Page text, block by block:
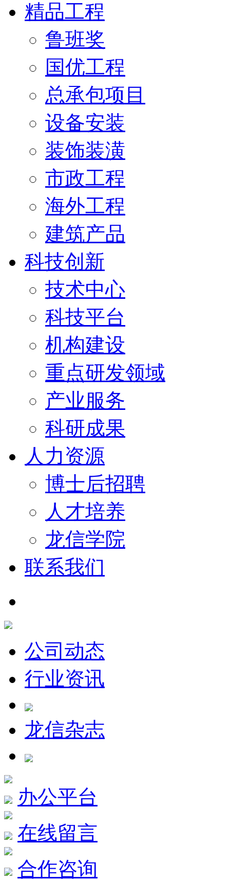
精品工程
鲁班奖
国优工程
总承包项目
设备安装
装饰装潢
市政工程
海外工程
建筑产品
科技创新
技术中心
科技平台
机构建设
重点研发领域
产业服务
科研成果
人力资源
博士后招聘
人才培养
龙信学院
联系我们
公司动态
行业资讯
龙信杂志
办公平台
在线留言
合作咨询